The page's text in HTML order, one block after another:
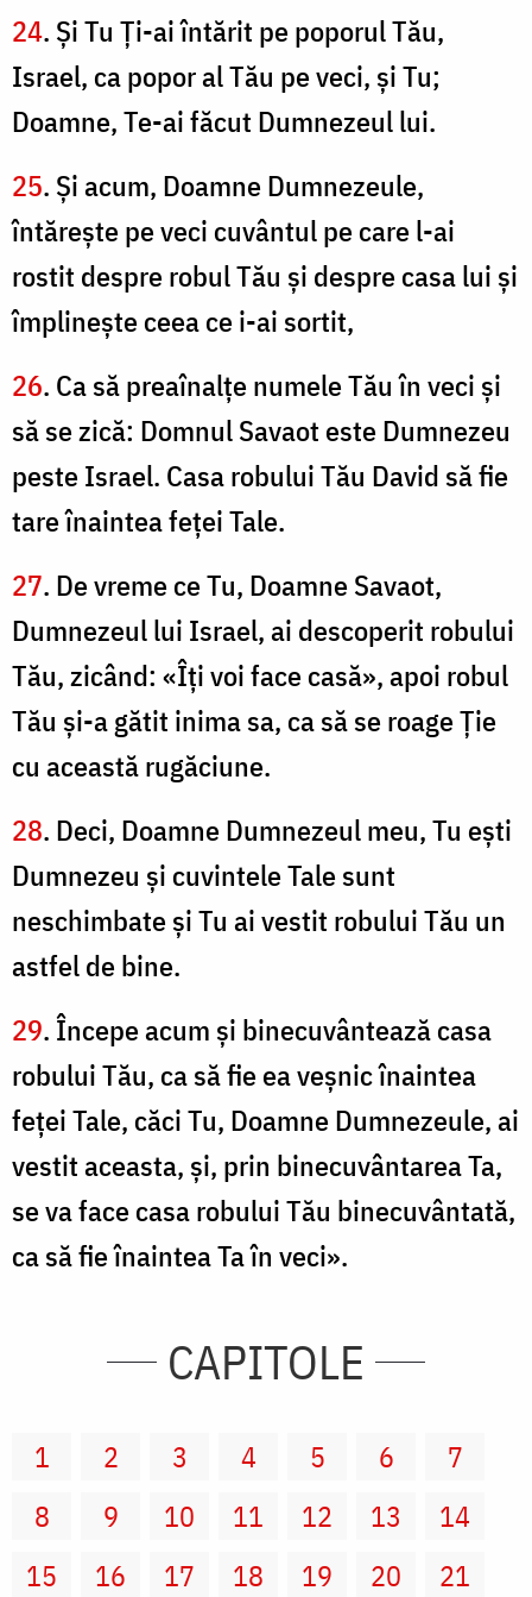
24. Şi Tu Ți-ai întărit pe poporul Tău,
Israel, ca popor al Tău pe veci, şi Tu;
Doamne, Te-ai făcut Dumnezeul lui.
25. Şi acum, Doamne Dumnezeule,
întăreşte pe veci cuvântul pe care l-ai
rostit despre robul Tău şi despre casa lui şi
împlineşte ceea ce i-ai sortit,
26. Ca să preaînalţe numele Tău în veci şi
să se zică: Domnul Savaot este Dumnezeu
peste Israel. Casa robului Tău David să fie
tare înaintea feţei Tale.
27. De vreme ce Tu, Doamne Savaot,
Dumnezeul lui Israel, ai descoperit robului
Tău, zicând: «Îţi voi face casă», apoi robul
Tău şi-a gătit inima sa, ca să se roage Ție
cu această rugăciune.
28. Deci, Doamne Dumnezeul meu, Tu eşti
Dumnezeu şi cuvintele Tale sunt
neschimbate şi Tu ai vestit robului Tău un
astfel de bine.
29. Începe acum şi binecuvântează casa
robului Tău, ca să fie ea veşnic înaintea
feţei Tale, căci Tu, Doamne Dumnezeule, ai
vestit aceasta, şi, prin binecuvântarea Ta,
se va face casa robului Tău binecuvântată,
ca să fie înaintea Ta în veci».
CAPITOLE
1 2 3 4 5 6
7
8
9 10 11 12 13
14
15
16 17 18 19 20
21